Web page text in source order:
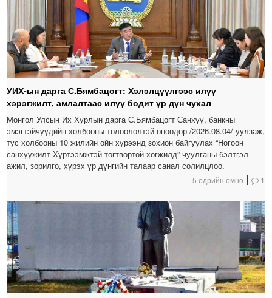
УИХ-ын дарга С.Бямбацогт: Хэлэлцүүлгээс илүү
хэрэгжилт, амлалтаас илүү бодит үр дүн чухал
Монгол Улсын Их Хурлын дарга С.Бямбацогт Санхүү, банкны
эмэгтэйчүүдийн холбооны төлөөлөлтэй өнөөдөр /2026.08.04/ уулзаж,
тус холбооны 10 жилийн ойн хүрээнд зохион байгуулах “Ногоон
санхүүжилт-Хүртээмжтэй тогтвортой хөгжилд” чуулганы бэлтгэл
ажил, зорилго, хүрэх үр дүнгийн талаар санал солилцлоо.
5 өдрийн өмнө 1